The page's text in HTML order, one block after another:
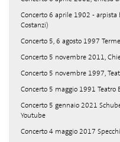
Concerto 6 aprile 1902 - arpista
Costanzi)
Concerto 5, 6 agosto 1997
Concerto 5 novembre 2011,
Concerto 5 novembre 1997,
Concerto 5 maggio 1991 Teatro
Concerto 5 gennaio 2021
Youtube
Concerto 4 maggio 2017